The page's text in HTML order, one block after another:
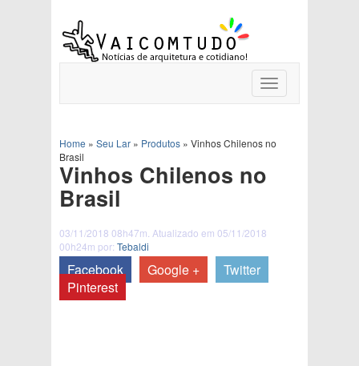
Toggle
navigation
Home » Seu Lar » Produtos » Vinhos Chilenos no
Brasil
Vinhos Chilenos no
Brasil
03/11/2018 08h47m. Atualizado em 05/11/2018
00h24m por: Tebaldi
Facebook Google +
Twitter
Pinterest